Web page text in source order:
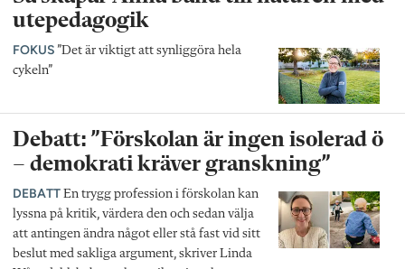
utepedagogik
FOKUS ”Det är viktigt att synliggöra hela
cykeln”
Debatt: ”Förskolan är ingen isolerad ö
– demokrati kräver granskning”
DEBATT En trygg profession i förskolan kan
lyssna på kritik, värdera den och sedan välja
att antingen ändra något eller stå fast vid sitt
beslut med sakliga argument, skriver Linda